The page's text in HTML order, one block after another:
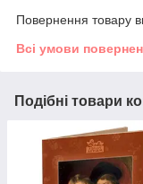
Повернення товару
Всі умови
Подібні товари